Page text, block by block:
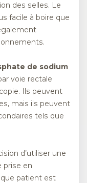
des selles. Le
facile à boire que
de sodium
voie rectale
Ils peuvent
mais ils peuvent
tels que
d’utiliser une
prise en
patient est